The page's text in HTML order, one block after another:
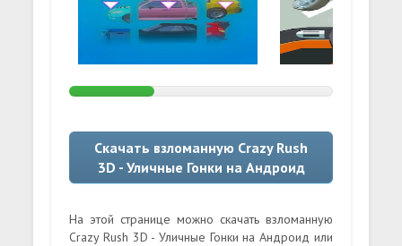
Скачать взломанную Crazy Rush
3D - Уличные Гонки на Андроид
На этой странице можно скачать взломанную
Crazy Rush 3D - Уличные Гонки на Андроид или